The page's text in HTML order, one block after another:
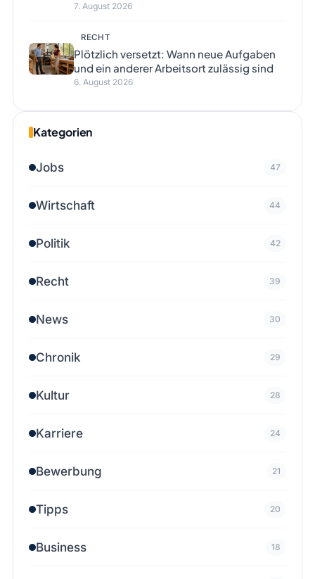
7. August 2026
RECHT
Plötzlich versetzt: Wann neue Aufgaben
und ein anderer Arbeitsort zulässig sind
6. August 2026
Kategorien
Jobs 47
Wirtschaft 44
Politik 42
Recht 39
News 30
Chronik 29
Kultur 28
Karriere 24
Bewerbung 21
Tipps 20
Business 18